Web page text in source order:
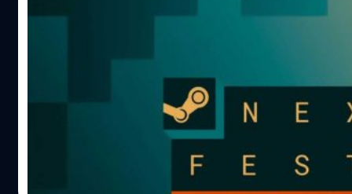
Steam Next Fest เทศกาลเกมจาก Steam ที่เปิดโอกาสให้เกม
เมอร์ทุกคนได้ลองเล่นเวอร์ชัน Demo เกมใหม่ ๆ จากทีม
พัฒนาเกมทั้งหน้าใหม่ และ ค่ายยักษ์ใหญ่ที่เรารู้จักกันดี โดย
ในรอบเดือนมิถุนายน 2023 นี้ จากที่ได้ลองมาหลายเกม บอก
ได้เลยว่ามีเกมน่าสนใจที่น่าจับตามองไม่แพ้งานก่อน ๆ เลย
ครับ ซึ่งจะมีเกมอะไรกันบ้าง? เราไปดูกันเลย!!
| 1140 days ago